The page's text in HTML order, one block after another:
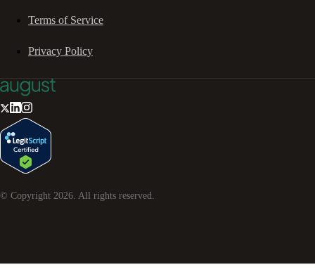
Terms of Service
Privacy Policy
© Copyright 2026 . All rights reserved.